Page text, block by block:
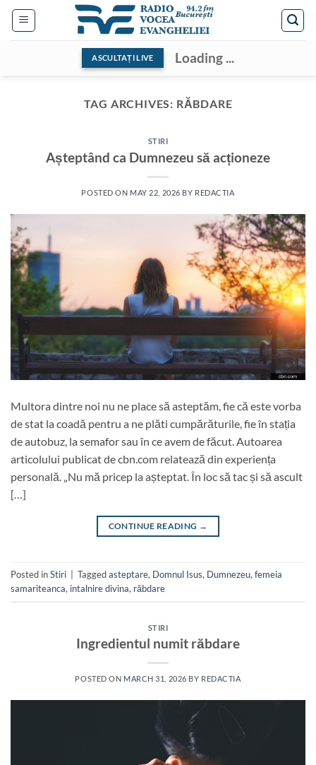
Skip
ASCULTAȚI LIVE Loading ...
TAG ARCHIVES: RĂBDARE
STIRI
Așteptând ca Dumnezeu să acționeze
POSTED ON MAY 22, 2026 BY REDACTIA
Multora dintre noi nu ne place să asteptăm, fie că este vorba
de stat la coadă pentru a ne plăti cumpărăturile, fie în stația
de autobuz, la semafor sau în ce avem de făcut. Autoarea
articolului publicat de cbn.com relatează din experiența
personală. „Nu mă pricep la așteptat. În loc să tac și să ascult
[…]
CONTINUE READING →
Posted inStiri Taggedasteptare, Domnul Isus, Dumnezeu, femeia
samariteanca, intalnire divina, răbdare
STIRI
Ingredientul numit răbdare
POSTED ON MARCH 31, 2026 BY REDACTIA